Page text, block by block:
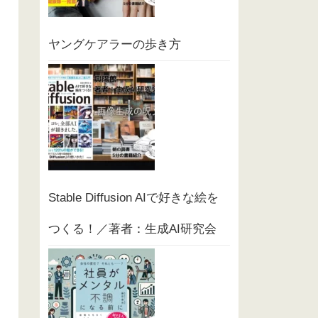
ヤングケアラーの歩き方
Stable Diffusion AIで好きな絵を
つくる！／著者：生成AI研究会